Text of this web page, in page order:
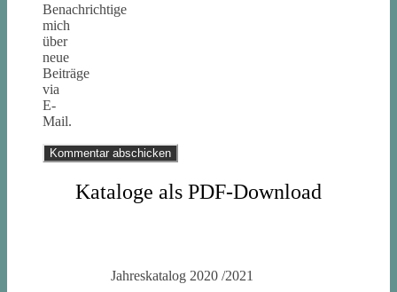
Benachrichtige
mich
über
neue
Beiträge
via
E-
Mail.
Kataloge als PDF-Download
Jahreskatalog 2020 /2021